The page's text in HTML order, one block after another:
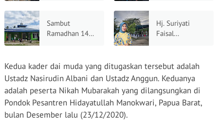
Papua Barat dan
Kanwil
Kemenag Papua
Penentuan 1
Syawal 1447 H
Ritual Puasa
Sambut
Ramadhan 1447
Hidayatullah
Kaimana
Percantik Masjid
di Kampung
Muslim Asli
Papua
Hj. Suriyati
Faisal
Berbagi Ifthar
Bersama 250
Santri Penghafal
Al-Qur'an di
Manokwari
Kedua kader dai muda yang ditugaskan tersebut adalah
Ustadz Nasirudin Albani dan Ustadz Anggun. Keduanya
adalah peserta Nikah Mubarakah yang dilangsungkan di
Pondok Pesantren Hidayatullah Manokwari, Papua Barat,
bulan Desember lalu (23/12/2020).